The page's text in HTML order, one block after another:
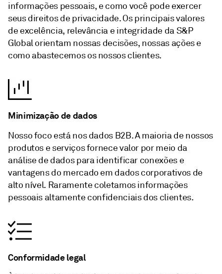
informações pessoais, e como você pode exercer
seus direitos de privacidade. Os principais valores
de excelência, relevância e integridade da S&P
Global orientam nossas decisões, nossas ações e
como abastecemos os nossos clientes.
Minimização de dados
Nosso foco está nos dados B2B. A maioria de nossos
produtos e serviços fornece valor por meio da
análise de dados para identificar conexões e
vantagens do mercado em dados corporativos de
alto nível. Raramente coletamos informações
pessoais altamente confidenciais dos clientes.
Conformidade legal